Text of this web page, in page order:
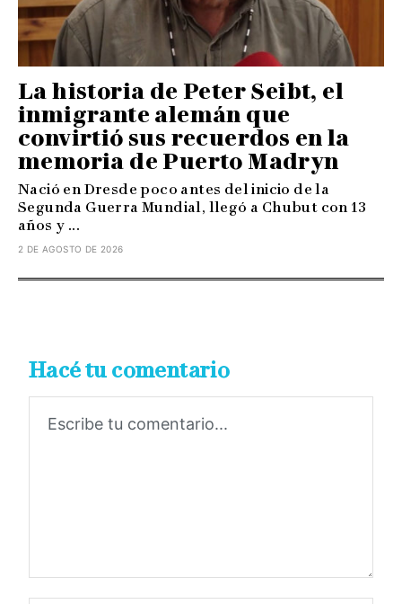
La historia de Peter Seibt, el
inmigrante alemán que
convirtió sus recuerdos en la
memoria de Puerto Madryn
Nació en Dresde poco antes del inicio de la
Segunda Guerra Mundial, llegó a Chubut con 13
años y ...
2 DE AGOSTO DE 2026
Hacé tu comentario